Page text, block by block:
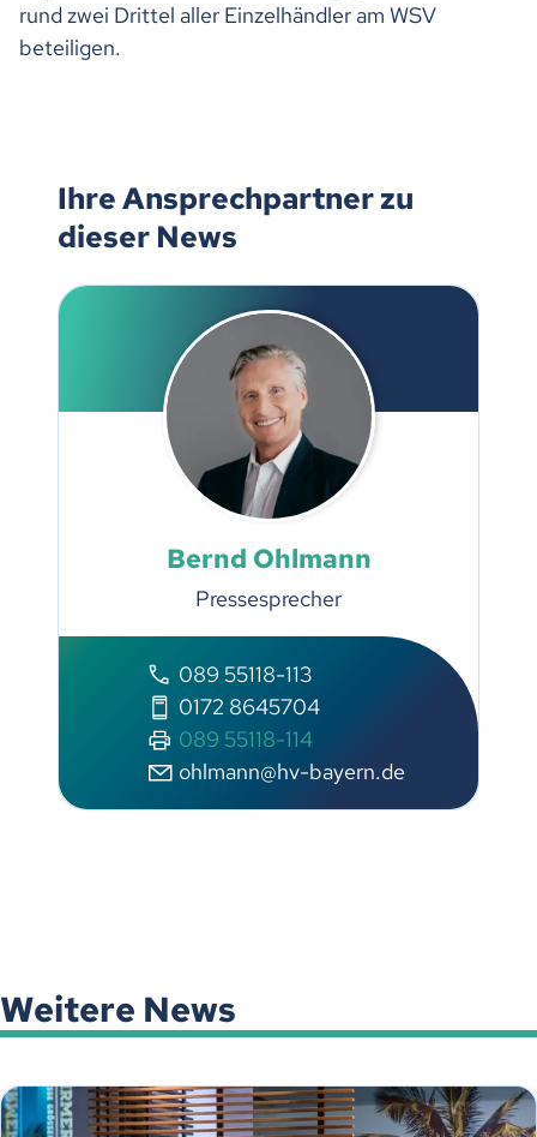
rund zwei Drittel aller Einzelhändler am WSV
beteiligen.
Ihre Ansprechpartner zu
dieser News
Bernd Ohlmann
Pressesprecher
089 55118-113
0172 8645704
089 55118-114
ohlmann@hv-bayern.de
Weitere News